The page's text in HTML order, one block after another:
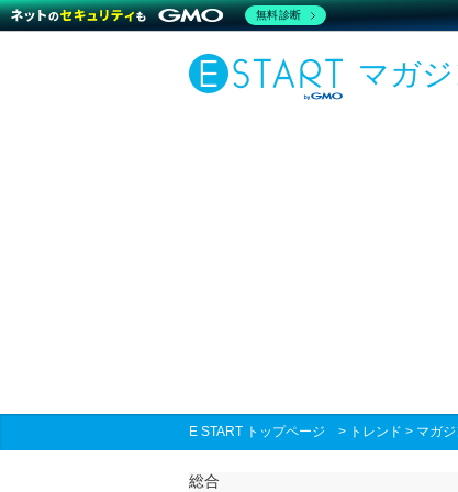
マガ
E START トップページ > トレンド > マガジ
総合
無料診断